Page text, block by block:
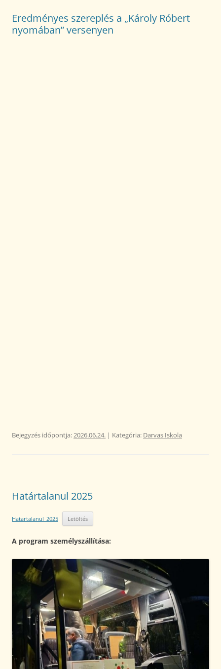
Eredményes szereplés a „Károly Róbert
nyomában” versenyen
Bejegyzés időpontja:2026.06.24. | Kategória: Darvas Iskola
Határtalanul 2025
Hatartalanul_2025 Letöltés
A program személyszállítása: